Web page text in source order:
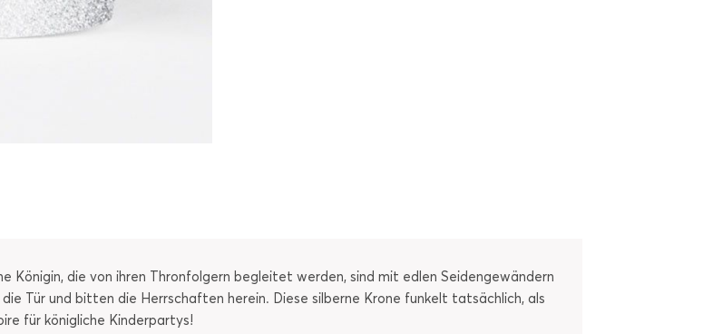
Königin, die von ihren Thronfolgern begleitet werden, sind mit edlen Seidengewändern
Tür und bitten die Herrschaften herein. Diese silberne Krone funkelt tatsächlich, als
für königliche Kinderpartys!